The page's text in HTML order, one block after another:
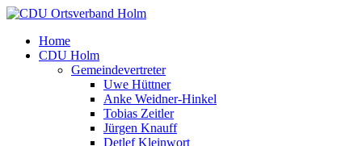
Home
CDU Holm
Gemeindevertreter
Uwe Hüttner
Anke Weidner-Hinkel
Tobias Zeitler
Jürgen Knauff
Detlef Kleinwort